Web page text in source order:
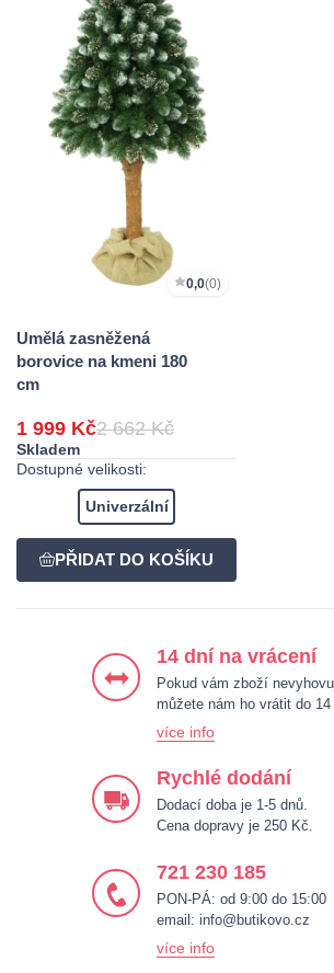
0,0(0)
Umělá zasněžená
borovice na kmeni 180
cm
1 999 Kč2 662 Kč
Skladem
Dostupné velikosti:
Univerzální
14 dní na vrácení
Pokud vám zboží
můžete nám ho vrátit do 14
více info
Rychlé dodání
Dodací doba je 1-5 dnů.
Cena dopravy je 250 Kč.
721 230 185
PON-PÁ: od 9:00 do 15:00
email: info@butikovo.cz
více info